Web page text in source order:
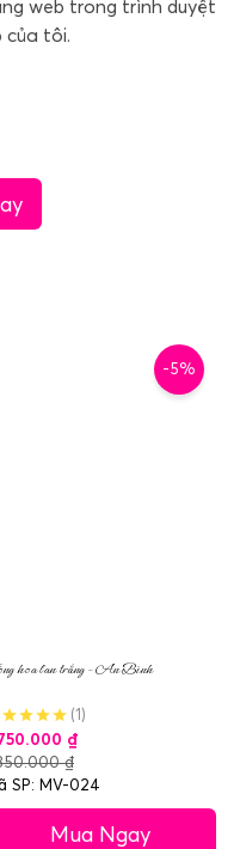
web trong trình duyệt
của tôi.
-5%
hoa lan trắng – An Bình
(1)
₫
₫
SP: MV-024
Mua Ngay